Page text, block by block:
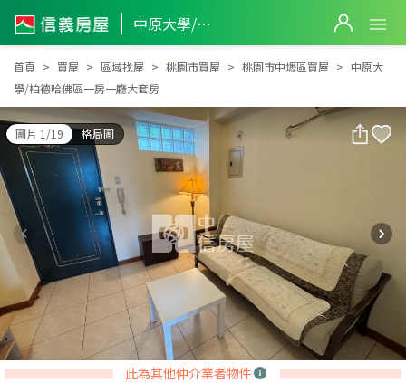
中原大學/柏德哈佛區一房一廳大套房
中原大學/柏德哈佛區一房一廳大套房
首頁 買屋 區域找屋 桃園市買屋 桃園市中壢區買屋
中原大
學/柏德哈佛區一房一廳大套房
圖片 1/19 格局圖
此為其他仲介業者物件